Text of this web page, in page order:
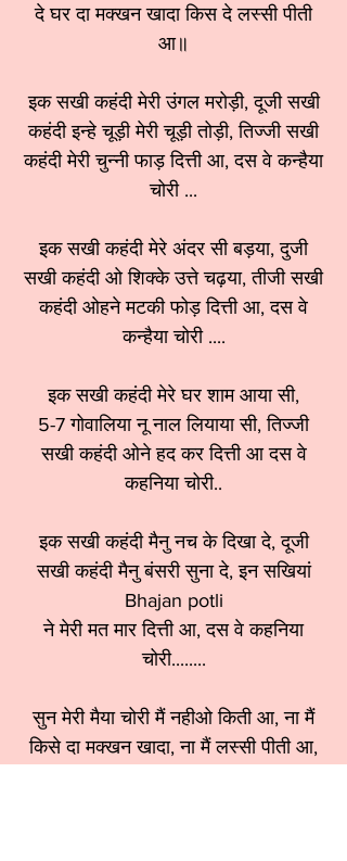
दे घर दा मक्खन खादा किस दे लस्सी पीती
आ॥
इक सखी कहंदी मेरी उंगल मरोड़ी, दूजी सखी
कहंदी इन्हे चूड़ी मेरी चूड़ी तोड़ी, तिज्जी सखी
कहंदी मेरी चुन्नी फाड़ दित्ती आ, दस वे कन्हैया
चोरी ...
इक सखी कहंदी मेरे अंदर सी बड़या, दुजी
सखी कहंदी ओ शिक्के उत्ते चढ़या, तीजी सखी
कहंदी ओहने मटकी फोड़ दित्ती आ, दस वे
कन्हैया चोरी ....
इक सखी कहंदी मेरे घर शाम आया सी,
5-7 गोवालिया नू नाल लियाया सी, तिज्जी
सखी कहंदी ओने हद कर दित्ती आ दस वे
कहनिया चोरी..
इक सखी कहंदी मैनु नच के दिखा दे, दूजी
सखी कहंदी मैनु बंसरी सुना दे, इन सखियां
Bhajan potli
ने मेरी मत मार दित्ती आ, दस वे कहनिया
चोरी........
सुन मेरी मैया चोरी मैं नहीओ किती आ, ना मैं
किसे दा मक्खन खादा, ना मैं लस्सी पीती आ,